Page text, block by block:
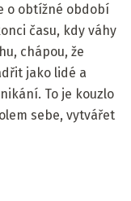
o obtížné období
času, kdy váhy
chápou, že
jako lidé a
To je kouzlo
sebe, vytvářet